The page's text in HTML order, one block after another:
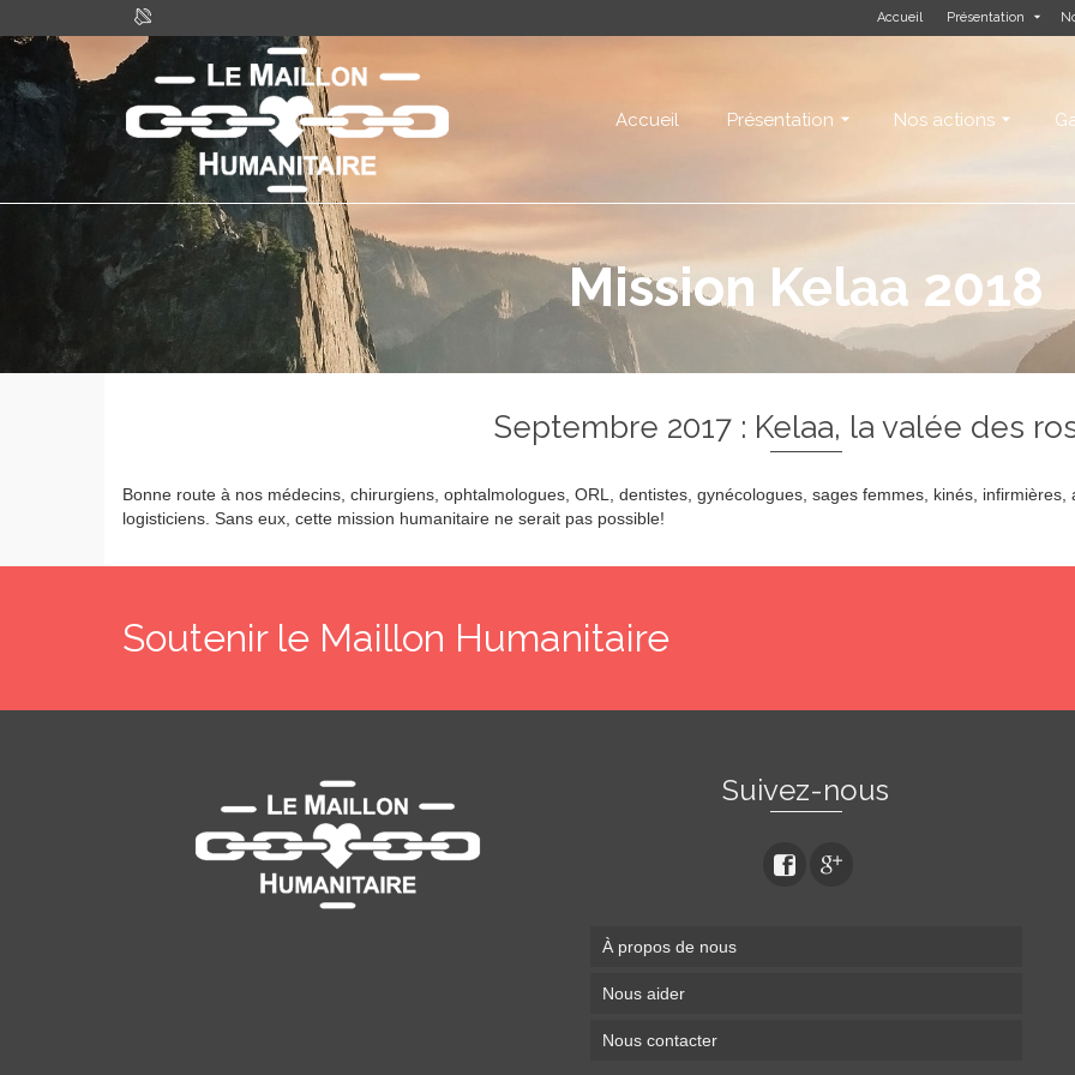
Accueil Présentation
Accueil Présentation Nos actions
Mission Kelaa 2018
Septembre 2017 : Kelaa, la valée des
Bonne route à nos médecins, chirurgiens, ophtalmologues, ORL, dentistes, gynécologues, sages femmes, kinés,
logisticiens. Sans eux, cette mission humanitaire ne serait pas possible!
Soutenir le Maillon Humanitaire
Suivez-nous
À propos de nous
Nous aider
Nous contacter